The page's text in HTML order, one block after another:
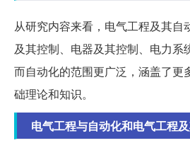
从研究内容来看，电气工程及其自
及其控制、电器及其控制、电力系
而自动化的范围更广泛，涵盖了更
础理论和知识。
电气工程与自动化和电气工程